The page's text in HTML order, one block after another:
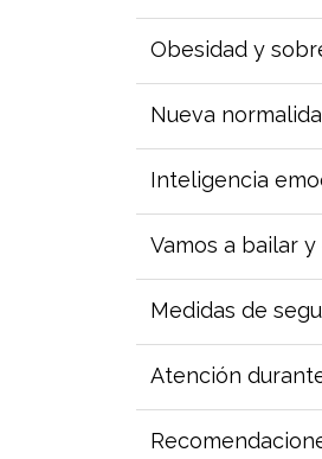
Obesidad y
Nueva
Inteligencia
Vamos a bailar
Medidas de
Atención